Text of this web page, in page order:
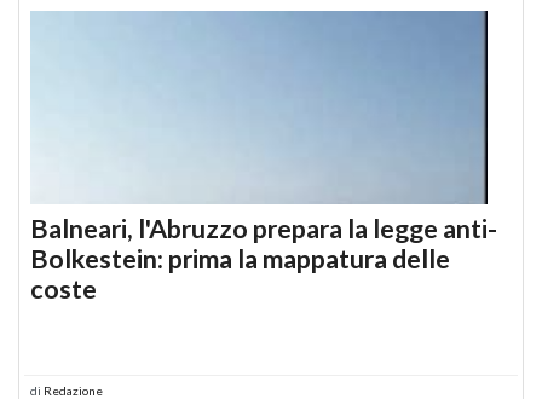
Balneari, l'Abruzzo prepara la legge anti-
Bolkestein: prima la mappatura delle
coste
di Redazione